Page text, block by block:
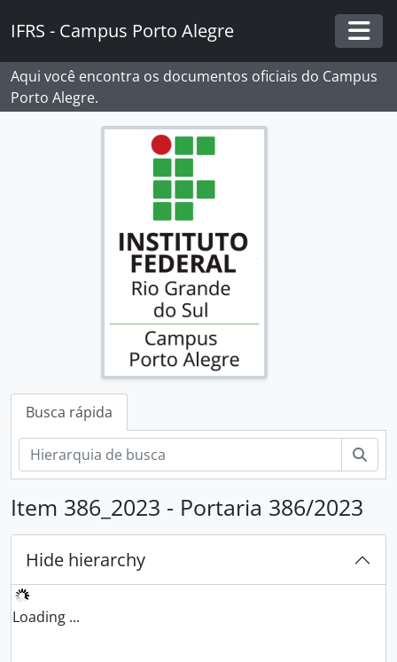
IFRS - Campus Porto Alegre
Aqui você encontra os documentos oficiais do Campus
Porto Alegre.
Busca rápida
Item 386_2023 - Portaria 386/2023
Hide hierarchy
Loading ...